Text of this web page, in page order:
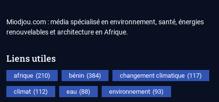
Miodjou.com : média spécialisé en environnement, santé, énergies
renouvelables et architecture en Afrique.
Liens utiles
afrique (210) bénin (384) changement climatique (117)
climat (112) eau (88) environnement (93)